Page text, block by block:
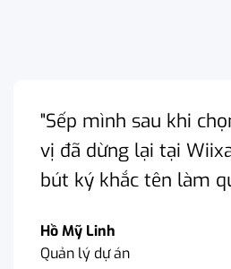
"Sếp mình sau khi
vị đã dừng lại tại
bút ký khắc tên làm
Hồ Mỹ Linh
Quản lý dự án